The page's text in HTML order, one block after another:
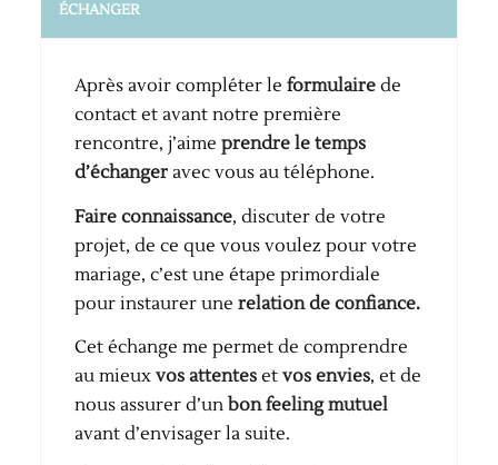
ÉCHANGER
Après avoir compléter le formulairede
contact et avant notre première
rencontre, j’aime prendre le temps
d’échangeravec vous au téléphone.
Faire connaissance, discuter de votre
projet, de ce que vous voulez pour votre
mariage, c’est une étape primordiale
pour instaurer une relation de confiance.
Cet échange me permet de comprendre
au mieux vos attenteset vos envies, et de
nous assurer d’un bon feeling mutuel
avant d’envisager la suite.